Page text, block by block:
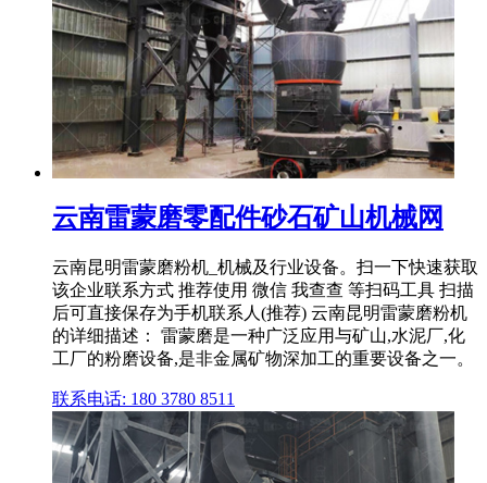
云南雷蒙磨零配件砂石矿山机械网
云南昆明雷蒙磨粉机_机械及行业设备。扫一下快速获取
该企业联系方式 推荐使用 微信 我查查 等扫码工具 扫描
后可直接保存为手机联系人(推荐) 云南昆明雷蒙磨粉机
的详细描述： 雷蒙磨是一种广泛应用与矿山,水泥厂,化
工厂的粉磨设备,是非金属矿物深加工的重要设备之一。
联系电话: 180 3780 8511